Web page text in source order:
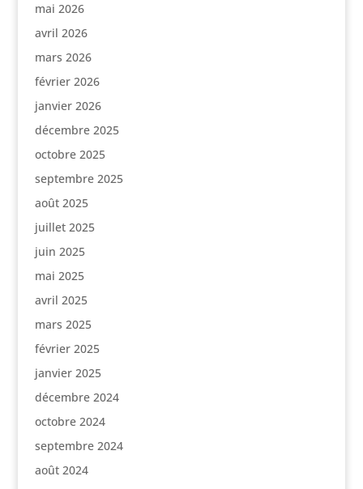
mai 2026
avril 2026
mars 2026
février 2026
janvier 2026
décembre 2025
octobre 2025
septembre 2025
août 2025
juillet 2025
juin 2025
mai 2025
avril 2025
mars 2025
février 2025
janvier 2025
décembre 2024
octobre 2024
septembre 2024
août 2024